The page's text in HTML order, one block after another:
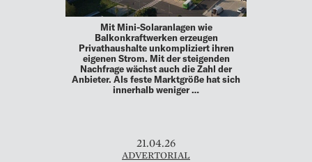
Mit Mini-Solaranlagen wie
Balkonkraftwerken erzeugen
Privathaushalte unkompliziert ihren
eigenen Strom. Mit der steigenden
Nachfrage wächst auch die Zahl der
Anbieter. Als feste Marktgröße hat sich
innerhalb weniger …
21.04.26
ADVERTORIAL